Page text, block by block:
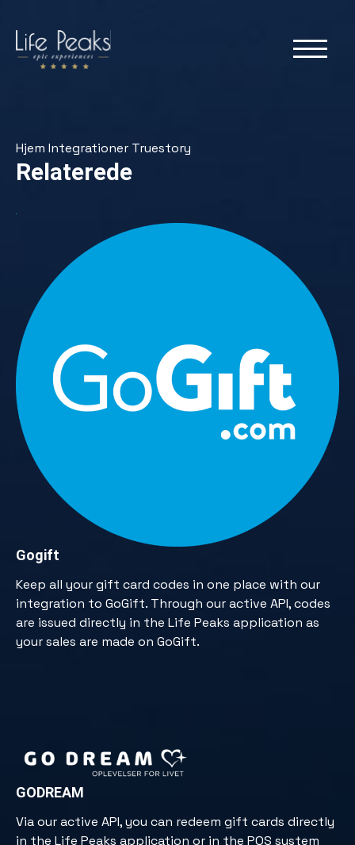
Hjem Integrationer Truestory
Relaterede
Gogift
Keep all your gift card codes in one place with our
integration to GoGift. Through our active API, codes
are issued directly in the Life Peaks application as
your sales are made on GoGift.
GODREAM
Via our active API, you can redeem gift cards directly
in the Life Peaks application or in the POS system